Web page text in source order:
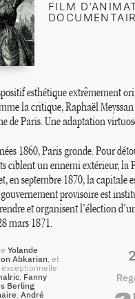
FILM
esthétique extrêmement
la critique, Raphaël
de Paris. Une adaptation
1860, Paris gronde. Pour
ciblent un ennemi extérieur, la
en septembre 1870, la capitale
provisoire est
et organisent l’élection
mars 1871.
Yolande
Abkarian, et
, Fanny
Berling,
, André